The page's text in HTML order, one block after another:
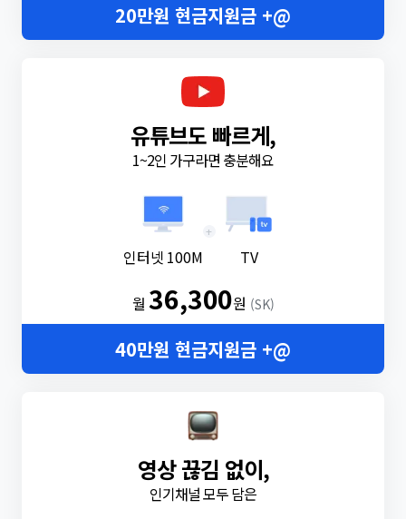
20만원 현금지원금 +@
유튜브도 빠르게,
1~2인 가구라면 충분해요
인터넷 100M
+
TV
월36,300원 (SK)
40만원 현금지원금 +@
영상 끊김 없이,
인기채널 모두 담은